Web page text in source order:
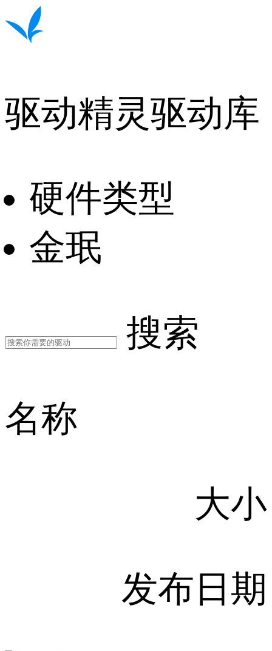
驱动精灵驱动库
硬件类型
金珉
搜索
名称
大小
发布日期